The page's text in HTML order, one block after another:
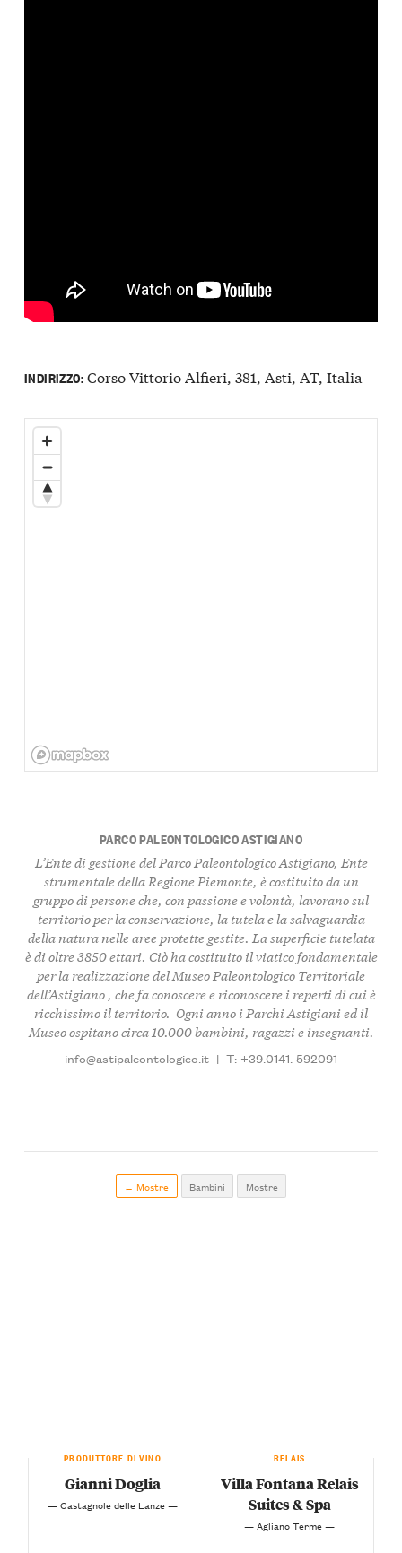
INDIRIZZO:Corso Vittorio Alfieri, 381, Asti, AT, Italia
PARCO PALEONTOLOGICO ASTIGIANO
L’Ente di gestione delParco Paleontologico Astigiano, Ente
strumentale della Regione Piemonte, ècostituito da un
gruppo di personeche, con passione e volontà, lavorano sul
territorio per la conservazione, la tutela e la salvaguardia
della natura nelle aree protette gestite. La superficie tutelata
è di oltre3850 ettari. Ciò ha costituito il viatico fondamentale
per la realizzazione delMuseo Paleontologico Territoriale
dell’Astigiano, che fa conoscere e riconoscere i reperti di cui è
ricchissimo il territorio. Ogni anno i Parchi Astigiani ed il
Museoospitano circa 10.000 bambini, ragazzi e insegnanti.
info@astipaleontologico.it | T: +39.0141. 592091
← Mostre Bambini Mostre
PRODUTTORE DI VINO
Gianni Doglia
— Castagnole delle Lanze —
RELAIS
Villa Fontana Relais
Suites & Spa
— Agliano Terme —